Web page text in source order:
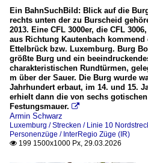
Ein BahnSuchBild: Blick auf die
rechts unten der zu Burscheid
2013. Eine CFL 3000er, die CFL
aus Richtung Kautenbach
Ettelbrück bzw. Luxemburg. Burg
größte Burg und ein
charakteristischen Rundtürmen,
m über der Sauer. Die Burg wurde
Jahrhundert erbaut, im 14. und 15.
erhielt dann die von sechs
Festungsmauer. 
Armin Schwarz
Luxemburg / Strecken / Linie 10
Personenzüge / InterRegio Züge (IR)
 199 1500x1000 Px, 29.03.2026